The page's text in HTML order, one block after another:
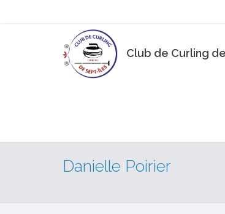
Club de Curling
Danielle Poirier